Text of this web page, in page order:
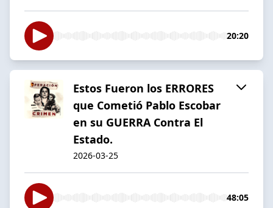
20:20
Estos Fueron los ERRORES
que Cometió Pablo Escobar
en su GUERRA Contra El
Estado.
2026-03-25
48:05